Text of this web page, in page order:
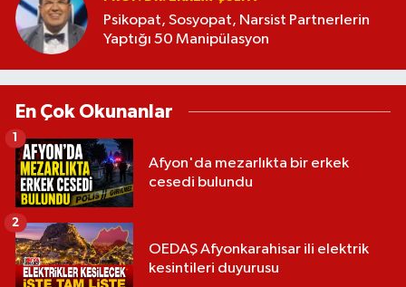
Psikopat, Sosyopat, Narsist Partnerlerin
Yaptığı 50 Manipülasyon
En Çok Okunanlar
Afyon'da mezarlıkta bir erkek
cesedi bulundu
1
OEDAŞ Afyonkarahisar ili elektrik
kesintileri duyurusu
2